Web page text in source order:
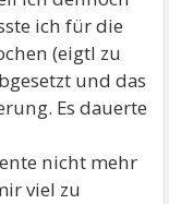
ich für die
(eigtl zu
und das
Es dauerte
nicht mehr
viel zu